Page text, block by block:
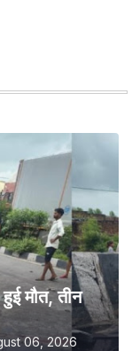
मौत, तीन
06, 2026